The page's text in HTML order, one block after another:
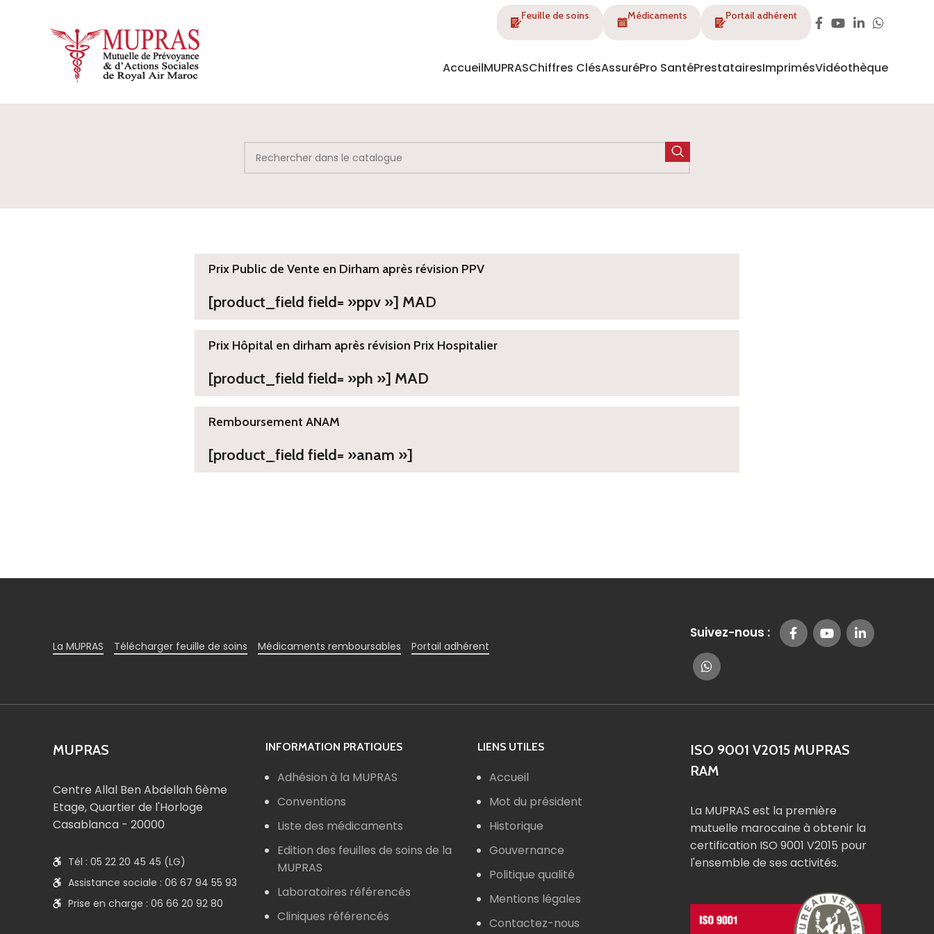
Feuille de soins Médicaments Portail adhérent
AccueilMUPRASChiffres ClésAssuréPro SantéPrestatairesImprimésVidéothèque
Prix Public de Vente en Dirham après révision PPV
[product_field field= »ppv »] MAD
Prix Hôpital en dirham après révision Prix Hospitalier
[product_field field= »ph »] MAD
Remboursement ANAM
[product_field field= »anam »]
La MUPRAS Télécharger feuille de soins Médicaments remboursables Portail adhérent
Suivez-nous :
MUPRAS
Centre Allal Ben Abdellah 6ème
Etage, Quartier de l'Horloge
Casablanca - 20000
Tél : 05 22 20 45 45 (LG)
Assistance sociale : 06 67 94 55 93
Prise en charge : 06 66 20 92 80
INFORMATION PRATIQUES
Adhésion à la MUPRAS
Conventions
Liste des médicaments
Edition des feuilles de soins de la
MUPRAS
Laboratoires référencés
Cliniques référencés
LIENS UTILES
Accueil
Mot du président
Historique
Gouvernance
Politique qualité
Mentions légales
Contactez-nous
ISO 9001 V2015 MUPRAS
RAM
La MUPRAS est la première
mutuelle marocaine à obtenir la
certification ISO 9001 V2015 pour
l'ensemble de ses activités.